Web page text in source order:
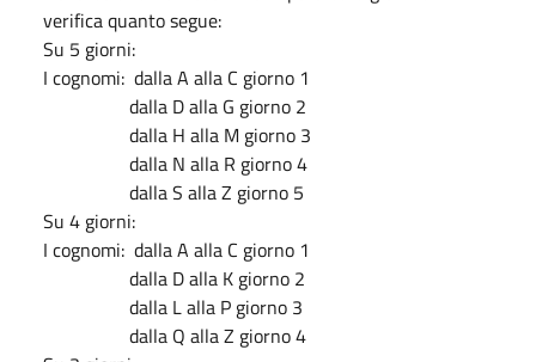
verifica quanto segue:
Su 5 giorni:
I cognomi: dalla A alla C giorno 1
dalla D alla G giorno 2
dalla H alla M giorno 3
dalla N alla R giorno 4
dalla S alla Z giorno 5
Su 4 giorni:
I cognomi: dalla A alla C giorno 1
dalla D alla K giorno 2
dalla L alla P giorno 3
dalla Q alla Z giorno 4